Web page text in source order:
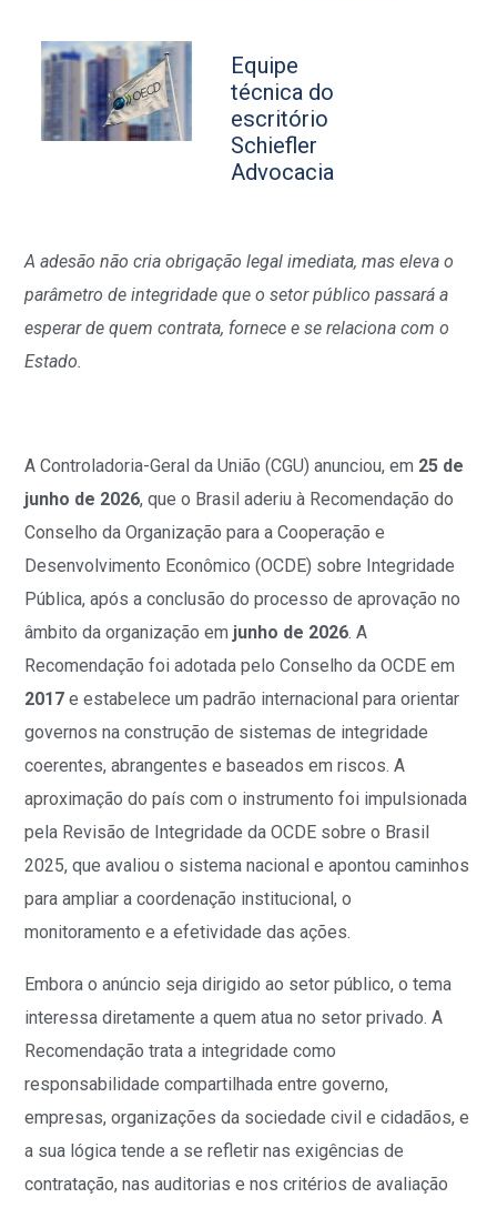
Equipe
técnica do
escritório
Schiefler
Advocacia
A adesão não cria obrigação legal imediata, mas eleva o
parâmetro de integridade que o setor público passará a
esperar de quem contrata, fornece e se relaciona com o
Estado.
A Controladoria-Geral da União (CGU) anunciou, em 25 de
junho de 2026, que o Brasil aderiu à Recomendação do
Conselho da Organização para a Cooperação e
Desenvolvimento Econômico (OCDE) sobre Integridade
Pública, após a conclusão do processo de aprovação no
âmbito da organização em junho de 2026. A
Recomendação foi adotada pelo Conselho da OCDE em
2017 e estabelece um padrão internacional para orientar
governos na construção de sistemas de integridade
coerentes, abrangentes e baseados em riscos. A
aproximação do país com o instrumento foi impulsionada
pela Revisão de Integridade da OCDE sobre o Brasil
2025, que avaliou o sistema nacional e apontou caminhos
para ampliar a coordenação institucional, o
monitoramento e a efetividade das ações.
Embora o anúncio seja dirigido ao setor público, o tema
interessa diretamente a quem atua no setor privado. A
Recomendação trata a integridade como
responsabilidade compartilhada entre governo,
empresas, organizações da sociedade civil e cidadãos, e
a sua lógica tende a se refletir nas exigências de
contratação, nas auditorias e nos critérios de avaliação